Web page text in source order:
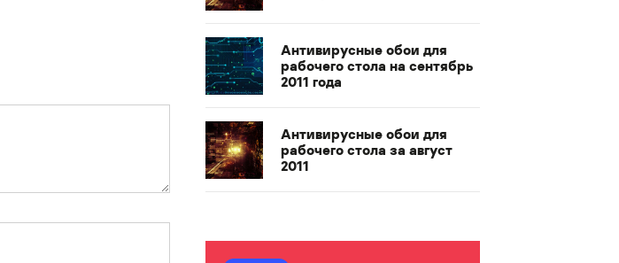
Антивирусные обои для
рабочего стола на сентябрь
2011 года
Антивирусные обои для
рабочего стола за август
2011